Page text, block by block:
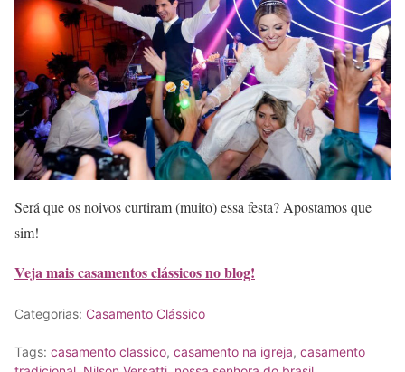
Será que os noivos curtiram (muito) essa festa? Apostamos que
sim!
Veja mais casamentos clássicos no blog!
Categorias: Casamento Clássico
Tags: casamento classico, casamento na igreja, casamento